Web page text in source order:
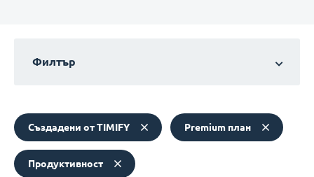
Филтър
Създадени от TIMIFY Premium план
Продуктивност